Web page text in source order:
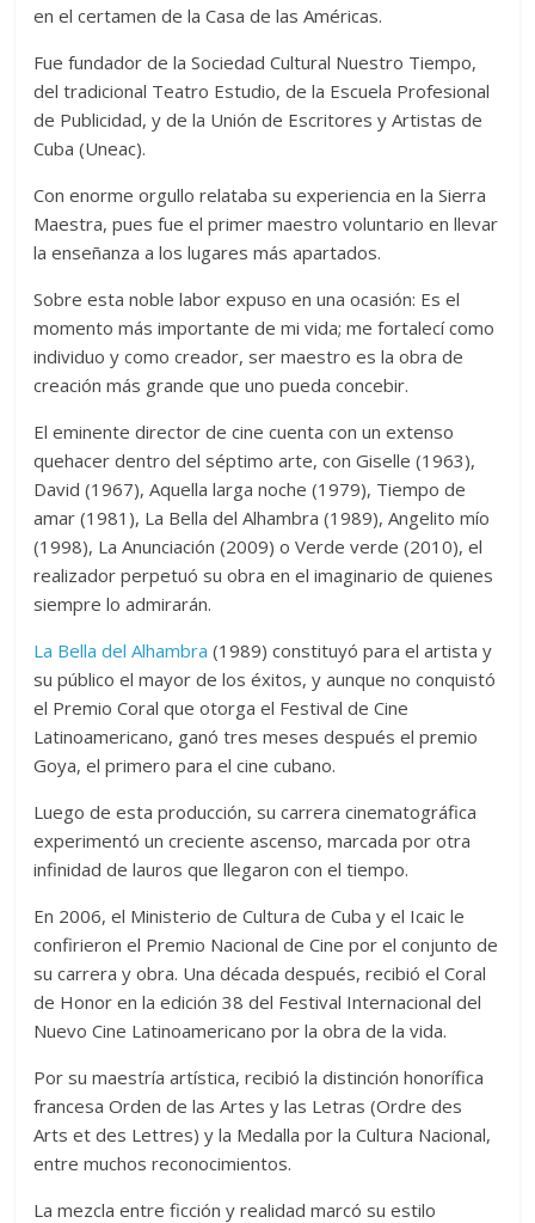
en el certamen de la Casa de las Américas.
Fue fundador de la Sociedad Cultural Nuestro Tiempo,
del tradicional Teatro Estudio, de la Escuela Profesional
de Publicidad, y de la Unión de Escritores y Artistas de
Cuba (Uneac).
Con enorme orgullo relataba su experiencia en la Sierra
Maestra, pues fue el primer maestro voluntario en llevar
la enseñanza a los lugares más apartados.
Sobre esta noble labor expuso en una ocasión: Es el
momento más importante de mi vida; me fortalecí como
individuo y como creador, ser maestro es la obra de
creación más grande que uno pueda concebir.
El eminente director de cine cuenta con un extenso
quehacer dentro del séptimo arte, con Giselle (1963),
David (1967), Aquella larga noche (1979), Tiempo de
amar (1981), La Bella del Alhambra (1989), Angelito mío
(1998), La Anunciación (2009) o Verde verde (2010), el
realizador perpetuó su obra en el imaginario de quienes
siempre lo admirarán.
La Bella del Alhambra (1989) constituyó para el artista y
su público el mayor de los éxitos, y aunque no conquistó
el Premio Coral que otorga el Festival de Cine
Latinoamericano, ganó tres meses después el premio
Goya, el primero para el cine cubano.
Luego de esta producción, su carrera cinematográfica
experimentó un creciente ascenso, marcada por otra
infinidad de lauros que llegaron con el tiempo.
En 2006, el Ministerio de Cultura de Cuba y el Icaic le
confirieron el Premio Nacional de Cine por el conjunto de
su carrera y obra. Una década después, recibió el Coral
de Honor en la edición 38 del Festival Internacional del
Nuevo Cine Latinoamericano por la obra de la vida.
Por su maestría artística, recibió la distinción honorífica
francesa Orden de las Artes y las Letras (Ordre des
Arts et des Lettres) y la Medalla por la Cultura Nacional,
entre muchos reconocimientos.
La mezcla entre ficción y realidad marcó su estilo